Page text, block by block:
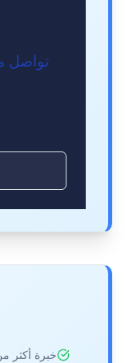
تواصل
خبرة أكثر من 15